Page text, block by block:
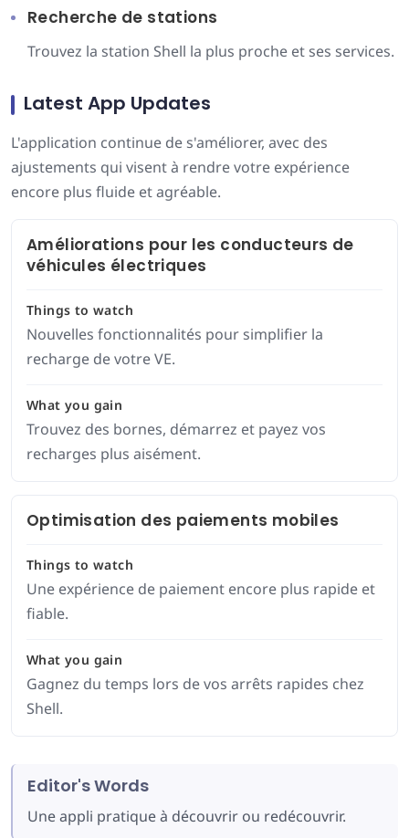
Recherche de stations
Trouvez la station Shell la plus proche et ses services.
Latest App Updates
L'application continue de s'améliorer, avec des
ajustements qui visent à rendre votre expérience
encore plus fluide et agréable.
Améliorations pour les conducteurs de
véhicules électriques
Things to watch
Nouvelles fonctionnalités pour simplifier la
recharge de votre VE.
What you gain
Trouvez des bornes, démarrez et payez vos
recharges plus aisément.
Optimisation des paiements mobiles
Things to watch
Une expérience de paiement encore plus rapide et
fiable.
What you gain
Gagnez du temps lors de vos arrêts rapides chez
Shell.
Editor's Words
Une appli pratique à découvrir ou redécouvrir.